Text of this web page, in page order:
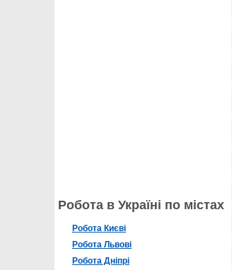
Робота в Україні по містах
Робота Києві
Робота Львові
Робота Дніпрі